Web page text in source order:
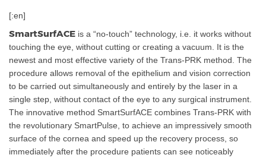
[:en]
SmartSurfACE is a “no-touch” technology, i.e. it works without
touching the eye, without cutting or creating a vacuum. It is the
newest and most effective variety of the Trans-PRK method. The
procedure allows removal of the epithelium and vision correction
to be carried out simultaneously and entirely by the laser in a
single step, without contact of the eye to any surgical instrument.
The innovative method SmartSurfACE combines Trans-PRK with
the revolutionary SmartPulse, to achieve an impressively smooth
surface of the cornea and speed up the recovery process, so
immediately after the procedure patients can see noticeably